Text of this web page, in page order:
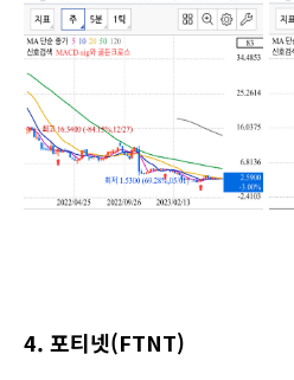
4. 포티넷(FTNT)